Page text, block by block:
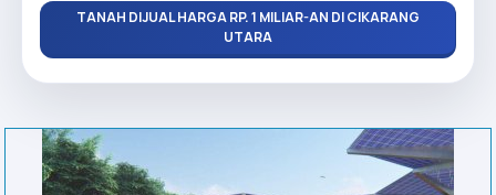
TANAH DIJUAL HARGA RP. 1 MILIAR-AN DI CIKARANG
UTARA